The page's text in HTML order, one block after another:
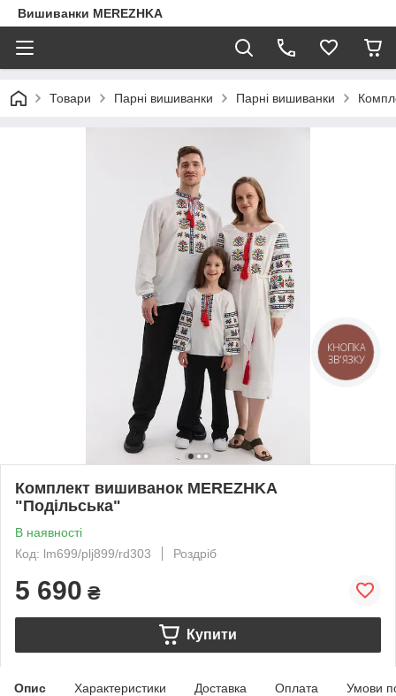
Вишиванки MEREZHKA
Товари Парні вишиванки Парні вишиванки
Комплект вишиванок MEREZHKA
"Подільська"
В наявності
Код: lm699/plj899/rd303
Роздріб
5 690 ₴
Купити
Опис Характеристики Доставка Оплата Умови
КНОПКА
ЗВ'ЯЗКУ